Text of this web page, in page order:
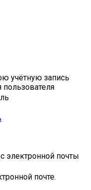
учётную запись
электронной почты
почте.